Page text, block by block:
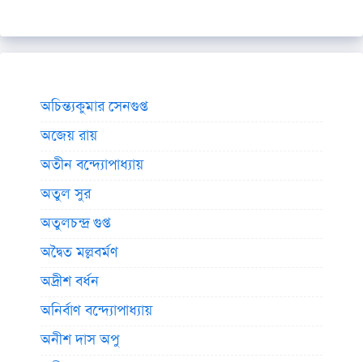
অচিন্ত্যকুমার সেনগুপ্ত
অজেয় রায়
অতীন বন্দ্যোপাধ্যায়
অতুল সুর
অতুলচন্দ্র গুপ্ত
অদ্বৈত মল্লবর্মণ
অদ্রীশ বর্ধন
অনির্বাণ বন্দ্যোপাধ্যায়
অনীশ দাস অপু